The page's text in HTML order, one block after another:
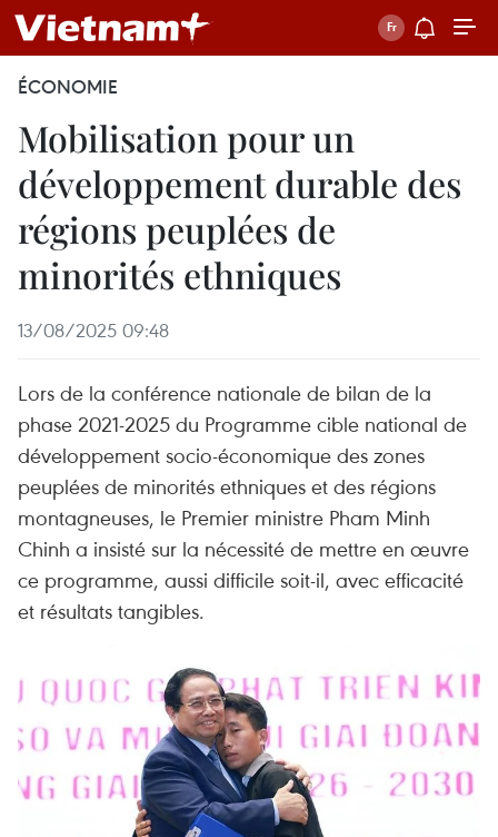
ÉCONOMIE
Mobilisation pour un
développement durable des
régions peuplées de
minorités ethniques
13/08/2025 09:48
Lors de la conférence nationale de bilan de la
phase 2021-2025 du Programme cible national de
développement socio-économique des zones
peuplées de minorités ethniques et des régions
montagneuses, le Premier ministre Pham Minh
Chinh a insisté sur la nécessité de mettre en œuvre
ce programme, aussi difficile soit-il, avec efficacité
et résultats tangibles.